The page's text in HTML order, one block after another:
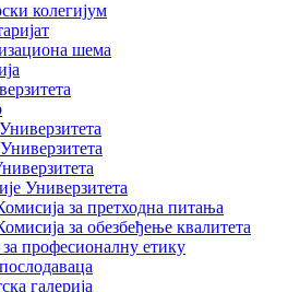
колегијум
шема
Универзитета
за претходна питања
за обезбеђење квалитета
професионалну етику
галерија